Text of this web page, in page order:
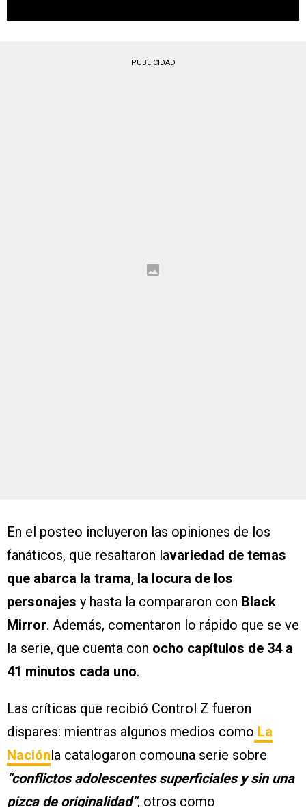
PUBLICIDAD
En el posteo incluyeron las opiniones de los
fanáticos, que resaltaron lavariedad de temas
que abarca la trama, la locura de los
personajes y hasta la compararon con Black
Mirror. Además, comentaron lo rápido que se ve
la serie, que cuenta con ocho capítulos de 34 a
41 minutos cada uno.
Las críticas que recibió Control Z fueron
dispares: mientras algunos medios como La
Naciónla catalogaron comouna serie sobre
“conflictos adolescentes superficiales y sin una
pizca de originalidad”, otros como